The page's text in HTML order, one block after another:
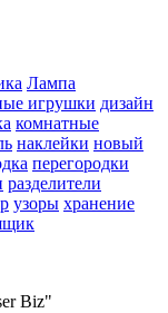
Лампа
игрушки дизайн
комнатные
наклейки новый
перегородки
разделители
узоры хранение
Biz"